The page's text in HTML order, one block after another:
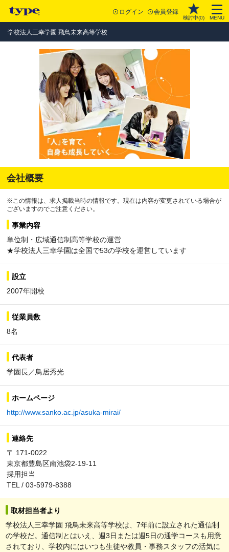
ログイン 会員登録
検討中(0) MENU
学校法人三幸学園 飛鳥未来高等学校
会社概要
※この情報は、求人掲載当時の情報です。現在は内容が変更されている場合が
ございますのでご注意ください。
事業内容
単位制・広域通信制高等学校の運営
★学校法人三幸学園は全国で53の学校を運営しています
設立
2007年開校
従業員数
8名
代表者
学園長／鳥居秀光
ホームページ
http://www.sanko.ac.jp/asuka-mirai/
連絡先
〒 171-0022
東京都豊島区南池袋2-19-11
採用担当
TEL / 03-5979-8388
取材担当者より
学校法人三幸学園 飛鳥未来高等学校は、7年前に設立された通信制
の学校だ。通信制とはいえ、週3日または週5日の通学コースも用意
されており、学校内にはいつも生徒や教員・事務スタッフの活気に